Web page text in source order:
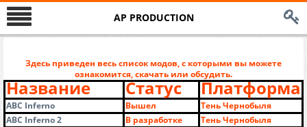
AP PRODUCTION
Здесь приведен весь список модов, с которыми вы можете
ознакомится, скачать или обсудить.
Название Статус Платформа
ABC Inferno Вышел
Тень Чернобыля
ABC Inferno 2
В разработке
Тень Чернобыля